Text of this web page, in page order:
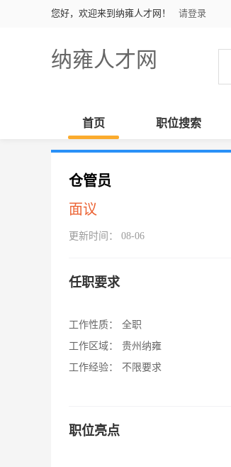
您好，欢迎来到纳雍人才网！ 请登录
纳雍人才网
首页 职位搜索
仓管员
面议
更新时间： 08-06
任职要求
工作性质：
全职
工作区域：
贵州纳雍
工作经验：
不限要求
职位亮点